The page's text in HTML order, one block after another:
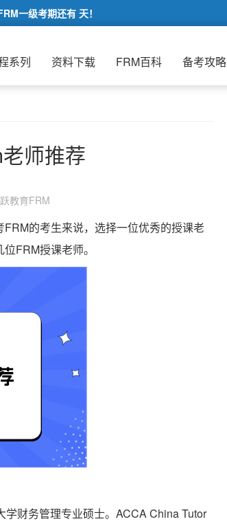
一级考期还有 天！
系列 资料下载 FRM百科 备考攻略
师推荐
教育FRM
的考生来说，选择一位优秀的授课老
FRM授课老师。
财务管理专业硕士。ACCA China Tutor